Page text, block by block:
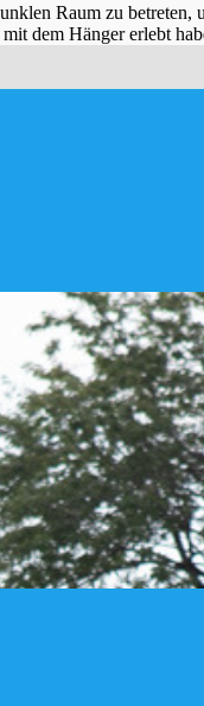
Raum zu
dem Hänger erlebt